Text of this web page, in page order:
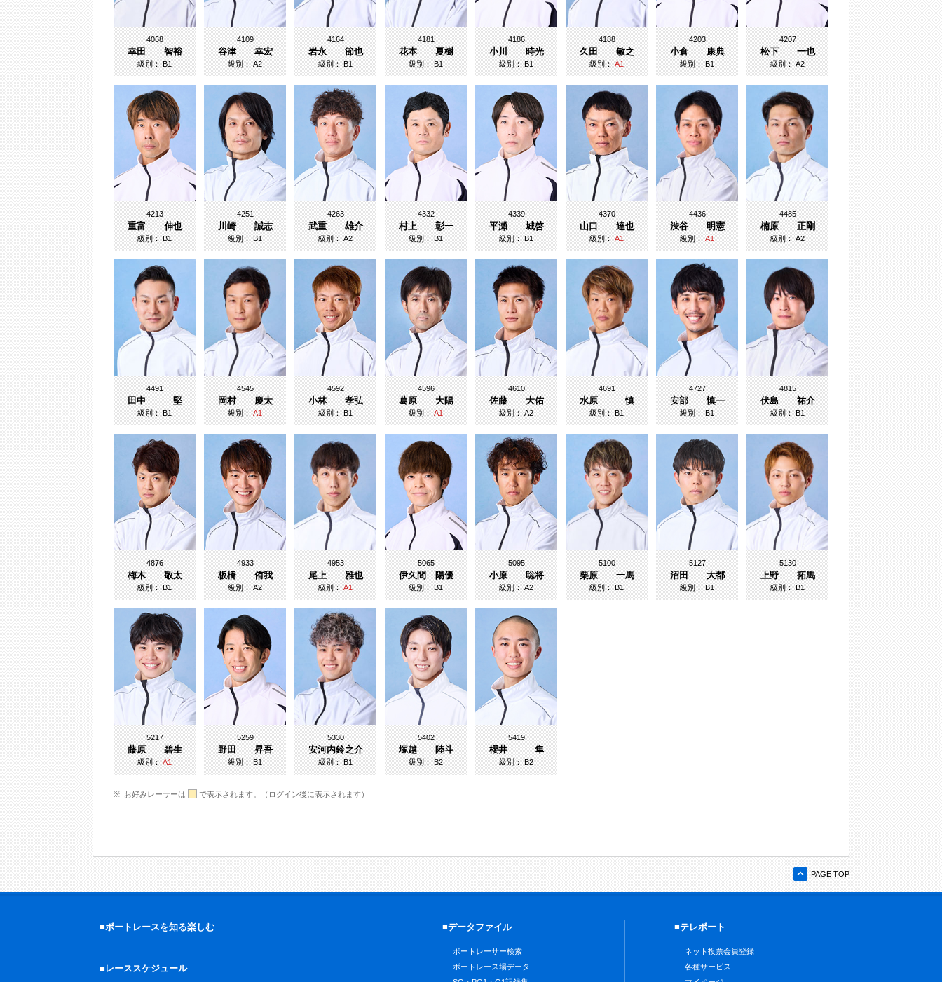
4068
幸田 智裕
級別：B1
4109
谷津 幸宏
級別：A2
4164
岩永 節也
級別：B1
4181
花本 夏樹
級別：B1
4186
小川 時光
級別：B1
4188
久田 敏之
級別：A1
4203
小倉 康典
級別：B1
4207
松下 一也
級別：A2
4213
重富 伸也
級別：B1
4251
川崎 誠志
級別：B1
4263
武重 雄介
級別：A2
4332
村上 彰一
級別：B1
4339
平瀬 城啓
級別：B1
4370
山口 達也
級別：A1
4436
渋谷 明憲
級別：A1
4485
楠原 正剛
級別：A2
4491
田中 堅
級別：B1
4545
岡村 慶太
級別：A1
4592
小林 孝弘
級別：B1
4596
葛原 大陽
級別：A1
4610
佐藤 大佑
級別：A2
4691
水原 慎
級別：B1
4727
安部 慎一
級別：B1
4815
伏島 祐介
級別：B1
4876
梅木 敬太
級別：B1
4933
板橋 侑我
級別：A2
4953
尾上 雅也
級別：A1
5065
伊久間 陽優
級別：B1
5095
小原 聡将
級別：A2
5100
栗原 一馬
級別：B1
5127
沼田 大都
級別：B1
5130
上野 拓馬
級別：B1
5217
藤原 碧生
級別：A1
5259
野田 昇吾
級別：B1
5330
安河内鈴之介
級別：B1
5402
塚越 陸斗
級別：B2
5419
櫻井 隼
級別：B2
お好みレーサーは で表示されます。（ログイン後に表示されます）
PAGE TOP
■ボートレースを知る楽しむ
■レーススケジュール
■データファイル
ボートレーサー検索
ボートレース場データ
■テレボート
ネット投票会員登録
各種サービス